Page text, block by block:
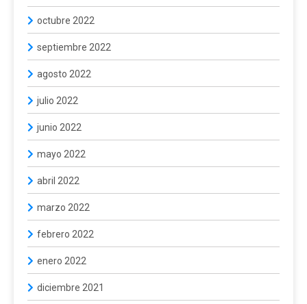
octubre 2022
septiembre 2022
agosto 2022
julio 2022
junio 2022
mayo 2022
abril 2022
marzo 2022
febrero 2022
enero 2022
diciembre 2021